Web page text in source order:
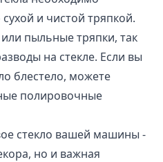
и чистой тряпкой.
пыльные тряпки, так
на стекле. Если вы
блестело, можете
полировочные
стекло вашей машины -
но и важная